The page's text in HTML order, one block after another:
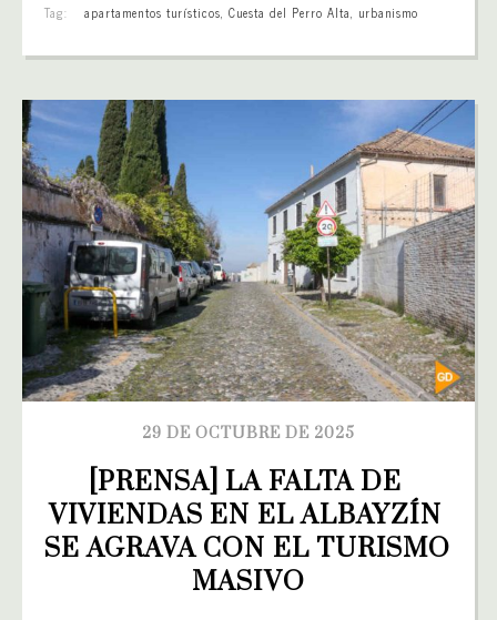
Tag: apartamentos turísticos,Cuesta del Perro Alta, urbanismo
29 DE OCTUBRE DE 2025
[PRENSA] LA FALTA DE
VIVIENDAS EN EL ALBAYZÍN
SE AGRAVA CON EL TURISMO
MASIVO